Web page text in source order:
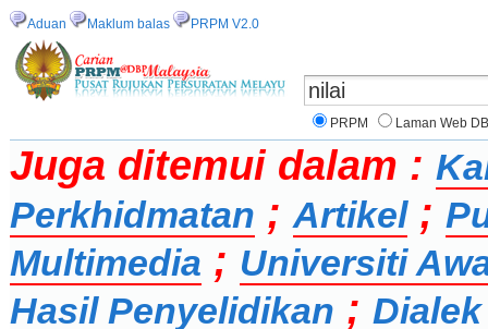
Aduan Maklum balas PRPM V2.0
PRPM Laman Web
Juga ditemui dalam :
Perkhidmatan ; Artikel;
Multimedia ; Universiti
Hasil Penyelidikan ; Dialek